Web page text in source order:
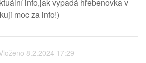
info,jak vypadá hřebenovka v
moc za info!)
Vloženo 8.2.2024 17:29